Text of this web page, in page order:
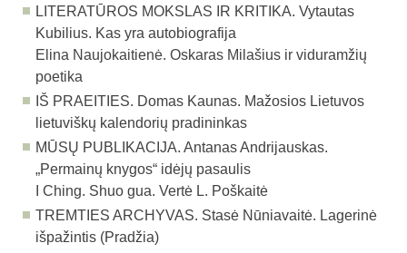
LITERATŪROS MOKSLAS IR KRITIKA. Vytautas
Kubilius. Kas yra autobiografija
Elina Naujokaitienė. Oskaras Milašius ir viduramžių
poetika
IŠ PRAEITIES. Domas Kaunas. Mažosios Lietuvos
lietuviškų kalendorių pradininkas
MŪSŲ PUBLIKACIJA. Antanas Andrijauskas.
„Permainų knygos“ idėjų pasaulis
I Ching. Shuo gua. Vertė L. Poškaitė
TREMTIES ARCHYVAS. Stasė Nūniavaitė. Lagerinė
išpažintis (Pradžia)